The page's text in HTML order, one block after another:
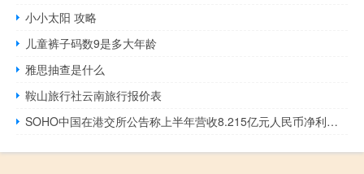
小小太阳 攻略
儿童裤子码数9是多大年龄
雅思抽查是什么
鞍山旅行社云南旅行报价表
SOHO中国在港交所公告称上半年营收8.215亿元人民币净利润1360万元人民币同比下降93%；公司净负债率42%